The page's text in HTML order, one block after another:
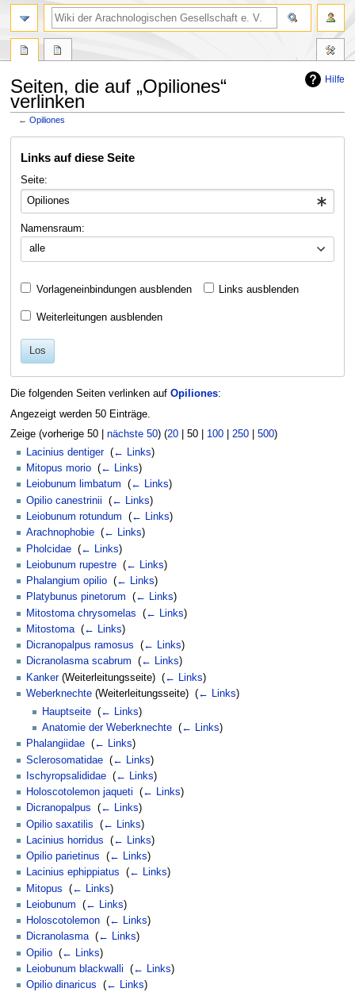
Hilfe
Seiten, die auf „Opiliones“
verlinken
←Opiliones
Navigation
Suche
Links auf diese Seite
Seite:
Namensraum:
alle
Vorlageneinbindungen ausblenden Links ausblenden
Weiterleitungen ausblenden
Los
Die folgenden Seiten verlinken auf Opiliones:
Angezeigt werden 50 Einträge.
Zeige (vorherige 50| nächste 50) (20| 50| 100| 250| 500)
Lacinius dentiger‎ (← Links)
Mitopus morio (← Links)
Leiobunum limbatum
(← Links)
Opilio canestrinii
(← Links)
Leiobunum rotundum
(← Links)
Arachnophobie (← Links)
Pholcidae (← Links)
Leiobunum rupestre (← Links)
Phalangium opilio (← Links)
Platybunus pinetorum
(← Links)
Mitostoma chrysomelas
(← Links)
Mitostoma‎ (← Links)
Dicranopalpus ramosus
(← Links)
Dicranolasma scabrum
(← Links)
Kanker(Weiterleitungsseite) ‎ (← Links)
Weberknechte (Weiterleitungsseite) ‎ (← Links)
Hauptseite ‎(← Links)
Anatomie der Weberknechte ‎(← Links)
Phalangiidae (← Links)
Sclerosomatidae (← Links)
Ischyropsalididae (← Links)
Holoscotolemon jaqueti
(← Links)
Dicranopalpus
(← Links)
Opilio saxatilis
(← Links)
Lacinius horridus
(← Links)
Opilio parietinus
(← Links)
Lacinius ephippiatus
(← Links)
Mitopus
(← Links)
Leiobunum
(← Links)
Holoscotolemon (← Links)
Dicranolasma‎ (← Links)
Opilio (← Links)
Leiobunum blackwalli
(← Links)
Opilio dinaricus
(← Links)